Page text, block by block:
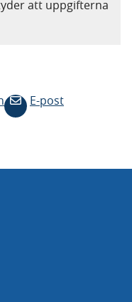
att uppgifterna
E-post